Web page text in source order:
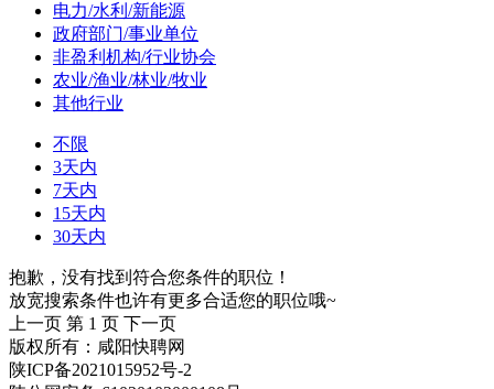
电力/水利/新能源
政府部门/事业单位
非盈利机构/行业协会
农业/渔业/林业/牧业
其他行业
不限
3天内
7天内
15天内
30天内
抱歉，没有找到符合您条件的职位！
放宽搜索条件也许有更多合适您的职位哦~
上一页 第 1 页 下一页
版权所有：咸阳快聘网
陕ICP备2021015952号-2